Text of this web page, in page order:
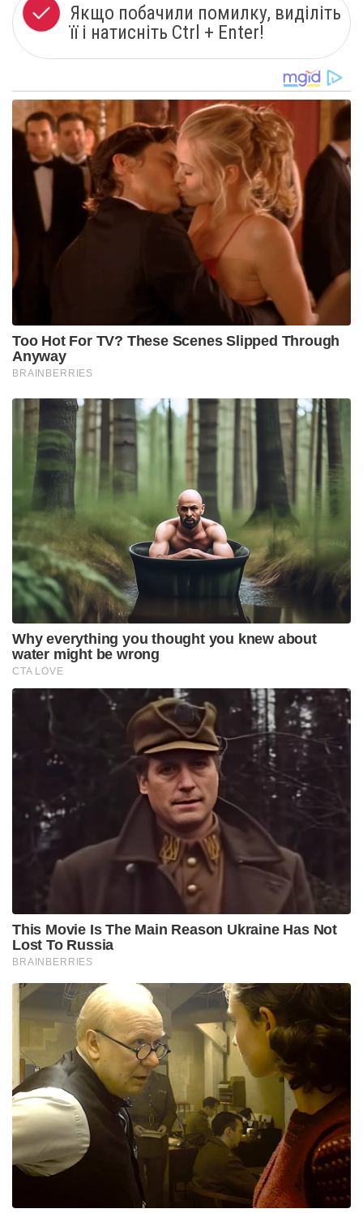
Якщо побачили помилку, виділіть
її і натисніть Ctrl + Enter!
Too Hot For TV? These Scenes Slipped Through
Anyway
BRAINBERRIES
Why everything you thought you knew about
water might be wrong
CTA LOVE
This Movie Is The Main Reason Ukraine Has Not
Lost To Russia
BRAINBERRIES